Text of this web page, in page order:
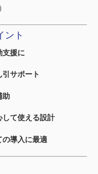
ント
支援に
サポート
助
して使える設計
の導入に最適